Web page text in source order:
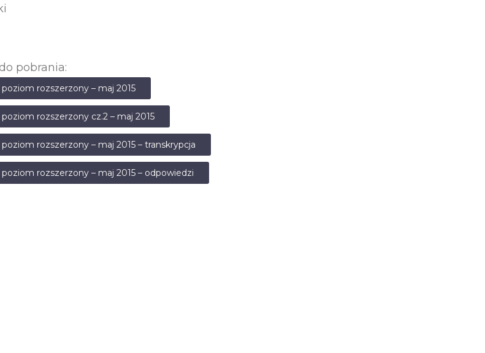
pobrania:
rozszerzony – maj 2015
rozszerzony cz.2 – maj 2015
rozszerzony – maj 2015 – transkrypcja
rozszerzony – maj 2015 – odpowiedzi